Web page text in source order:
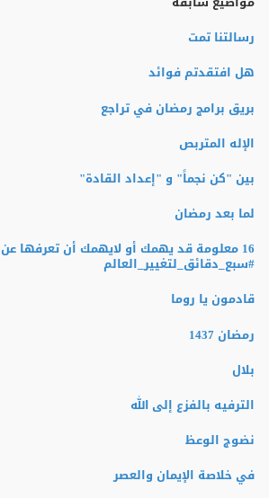
رسالتنا تمت
هل افتقدتم فوائد
بريق برامج رمضان في تراجع
الإله المتربص
بين "كن نجماً" و "إعداد القادة"
لما بعد رمضان
16 معلومة قد يهمك أو لايهمك أن تعرفها عن
‫#‏سبع_دقائق_لتغيير_العالم‬
قادمون يا روما
رمضان 1437
بلال
الترفيه بالفزع إلى الله
نضوج الوعظ
في خلاصة الإيمان والعصر